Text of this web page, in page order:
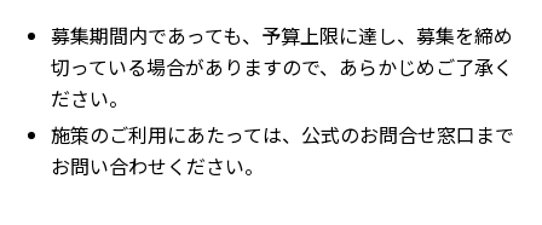
募集期間内であっても、予算上限に達し、募集を締め
切っている場合がありますので、あらかじめご了承く
ださい。
施策のご利用にあたっては、公式のお問合せ窓口まで
お問い合わせください。